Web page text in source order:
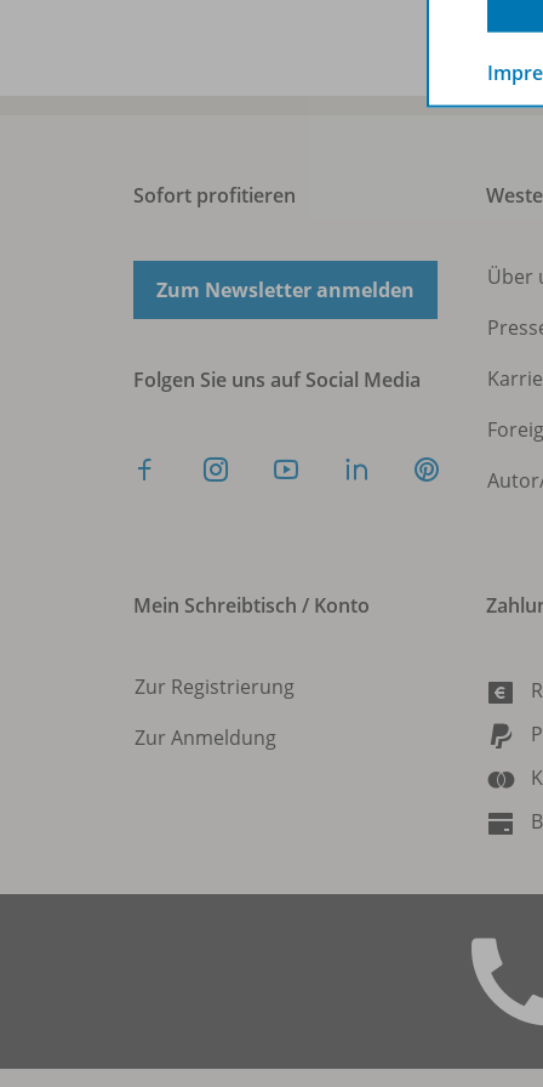
Sofort profitieren
Zum Newsletter anmelden
Folgen Sie uns auf Social Media
Über
Mein Schreibtisch / Konto
Zur Registrierung
Zur Anmeldung